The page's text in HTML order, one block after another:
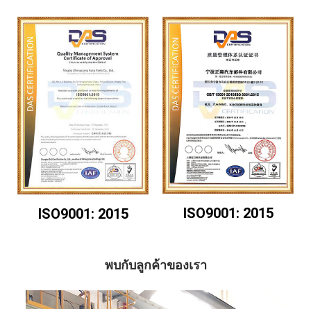
ISO9001: 2015 ISO9001: 2015
พบกับลูกค้าของเรา